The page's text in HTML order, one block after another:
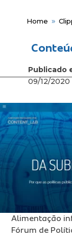
Home 9
Publicado
09/12/2020
Alimentação
Fórum de